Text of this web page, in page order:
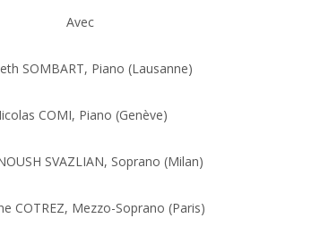
Avec
SOMBART, Piano (Lausanne)
COMI, Piano (Genève)
SVAZLIAN, Soprano (Milan)
COTREZ, Mezzo-Soprano (Paris)